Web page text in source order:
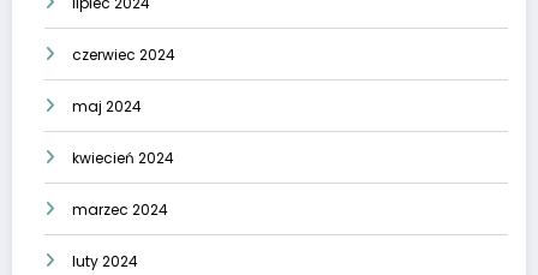
czerwiec 2024
maj 2024
kwiecień 2024
marzec 2024
luty 2024